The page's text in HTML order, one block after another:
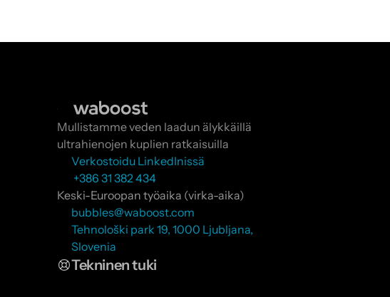
Mullistamme veden laadun älykkäillä
ultrahienojen kuplien ratkaisuilla
Verkostoidu LinkedInissä
+386 31 382 434
Keski-Euroopan työaika (virka-aika)
bubbles@waboost.com
Tehnološki park 19, 1000 Ljubljana,
Slovenia
Tekninen tuki